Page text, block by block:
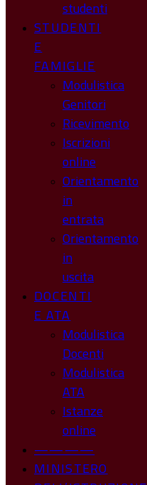
studenti
STUDENTI
E
FAMIGLIE
Modulistica
Genitori
Ricevimento
Iscrizioni
online
Orientamento
in
entrata
Orientamento
in
uscita
DOCENTI
E ATA
Modulistica
Docenti
Modulistica
ATA
Istanze
online
————
MINISTERO